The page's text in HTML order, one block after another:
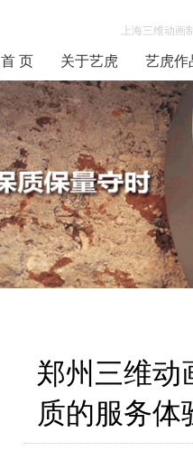
上海三维动
首 页 关于艺虎 艺虎作
郑州三维动
质的服务体